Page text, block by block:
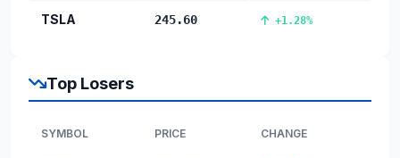
TSLA 245.60 +1.28%
Top Losers
SYMBOL PRICE CHANGE